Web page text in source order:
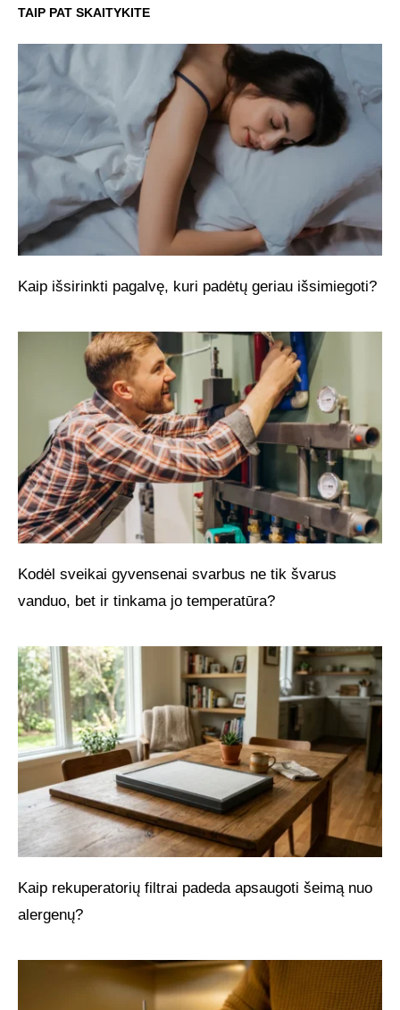
TAIP PAT SKAITYKITE
Kaip išsirinkti pagalvę, kuri padėtų geriau išsimiegoti?
Kodėl sveikai gyvensenai svarbus ne tik švarus
vanduo, bet ir tinkama jo temperatūra?
Kaip rekuperatorių filtrai padeda apsaugoti šeimą nuo
alergenų?